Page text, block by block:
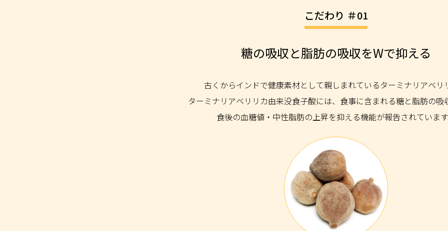
こだわり ＃01
糖の吸収と脂肪の吸収をWで抑える
古くからインドで健康素材として親しまれているターミナリアベリ
ターミナリアベリリカ由来没食子酸には、食事に含まれる糖と脂肪の吸
食後の血糖値・中性脂肪の上昇を抑える機能が報告されています